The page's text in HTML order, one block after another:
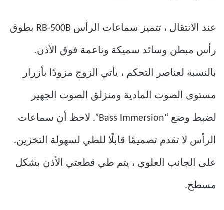
عند الانتقال ، تتميز سماعات الرأس RB-500B بطوق
رأس مبطن وسائد سميكة وناعمة فوق الأذن.
بالنسبة لعناصر التحكم ، يأتي الزوج مزودًا بأزرار
مستوى الصوت المادية ومنزلق الصوت الجهير
لضبط وضع “Bass Immersion”. لاحظ أن سماعات
الرأس لا تقدم تصميمًا قابلًا للطي لسهولة التخزين.
على الجانب العلوي ، يتم طي قطعتي الأذن بشكل
مسطح.